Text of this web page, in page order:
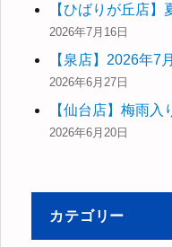
【ひばりが丘店
2026年7月16日
【泉店】2026年7
2026年6月27日
【仙台店】梅雨入
2026年6月20日
カテゴリー